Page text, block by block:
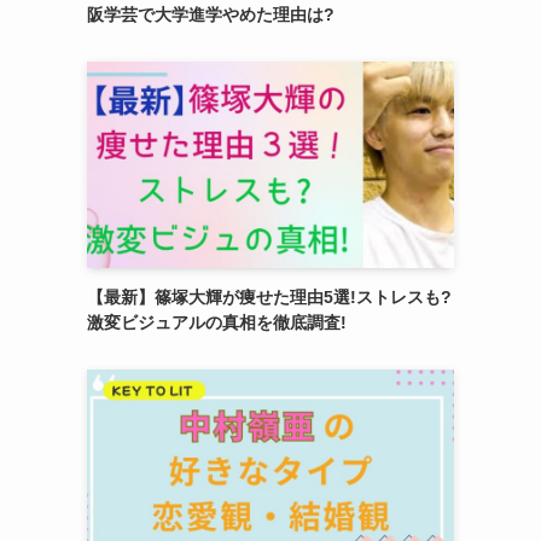
阪学芸で大学進学やめた理由は?
【最新】篠塚大輝が痩せた理由5選!ストレスも?
激変ビジュアルの真相を徹底調査!